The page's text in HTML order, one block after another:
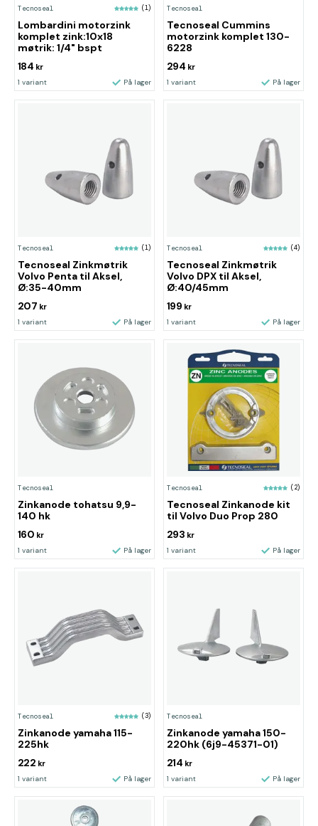
Tecnoseal (1)
Lombardini motorzink
komplet zink:10x18
møtrik: 1/4" bspt
184 kr
1 variant På lager
Tecnoseal
Tecnoseal Cummins
motorzink komplet 130-
6228
294 kr
1 variant På lager
Tecnoseal (1)
Tecnoseal Zinkmøtrik
Volvo Penta til Aksel,
Ø:35-40mm
207 kr
1 variant På lager
Tecnoseal (4)
Tecnoseal Zinkmøtrik
Volvo DPX til Aksel,
Ø:40/45mm
199 kr
1 variant På lager
Tecnoseal
Zinkanode tohatsu 9,9-
140 hk
160 kr
1 variant På lager
Tecnoseal (2)
Tecnoseal Zinkanode kit
til Volvo Duo Prop 280
293 kr
1 variant På lager
Tecnoseal (3)
Zinkanode yamaha 115-
225hk
222 kr
1 variant På lager
Tecnoseal
Zinkanode yamaha 150-
220hk (6j9-45371-01)
214 kr
1 variant På lager